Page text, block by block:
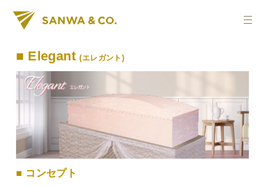
■ Elegant(エレガント)
■ コンセプト